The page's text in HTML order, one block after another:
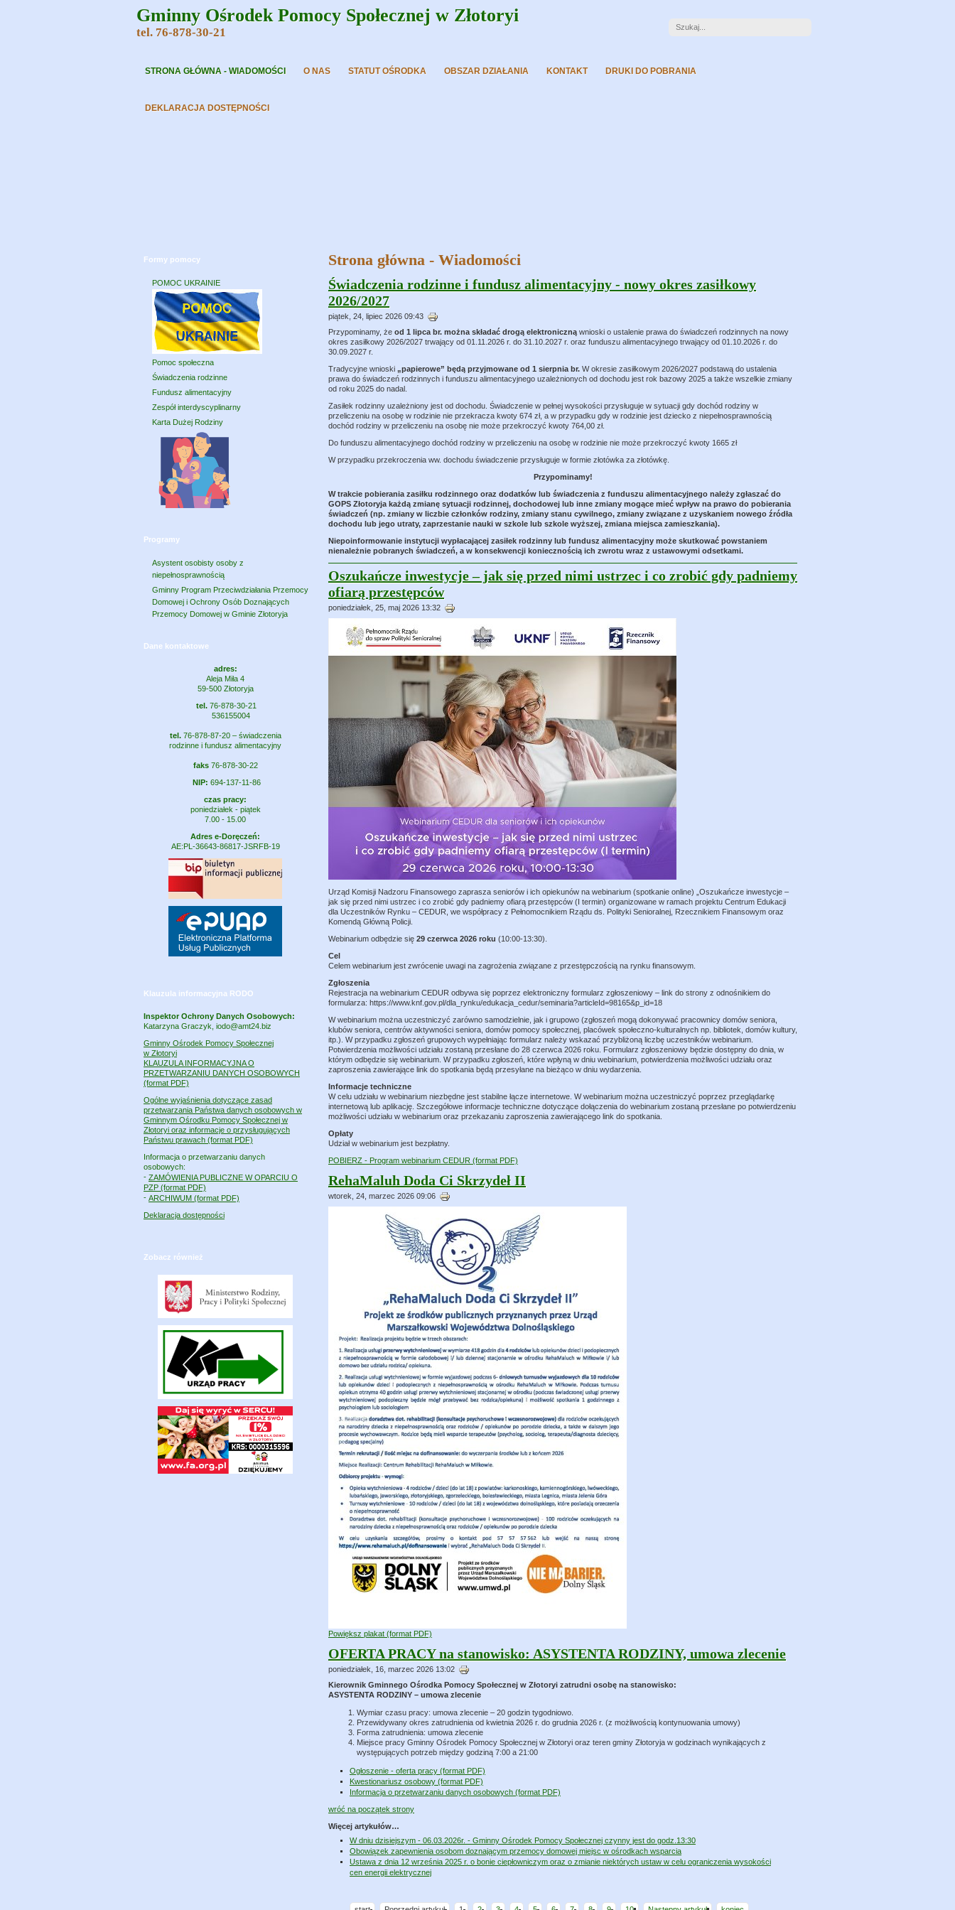
Gminny Ośrodek Pomocy Społecznej w Złotoryi
tel. 76-878-30-21
STRONA GŁÓWNA - WIADOMOŚCI O NAS STATUT OŚRODKA OBSZAR DZIAŁANIA KONTAKT DRUKI DO POBRANIA
DEKLARACJA DOSTĘPNOŚCI
Formy pomocy
POMOC UKRAINIE
Pomoc społeczna
Świadczenia rodzinne
Fundusz alimentacyjny
Zespół interdyscyplinarny
Karta Dużej Rodziny
Programy
Asystent osobisty osoby z
niepełnosprawnością
Gminny Program Przeciwdziałania Przemocy
Domowej i Ochrony Osób Doznających
Przemocy Domowej w Gminie Złotoryja
Dane kontaktowe
adres:
Aleja Miła 4
59-500 Złotoryja
tel. 76-878-30-21
536155004
tel.76-878-87-20 – świadczenia
rodzinne i fundusz alimentacyjny
faks76-878-30-22
NIP: 694-137-11-86
czas pracy:
poniedziałek - piątek
7.00 - 15.00
Adres e-Doręczeń:
AE:PL-36643-86817-JSRFB-19
Klauzula informacyjna RODO
Inspektor Ochrony Danych Osobowych:
Katarzyna Graczyk, iodo@amt24.biz
Gminny Ośrodek Pomocy Społecznej
w Złotoryi
KLAUZULA INFORMACYJNA O
PRZETWARZANIU DANYCH OSOBOWYCH
(format PDF)
Ogólne wyjaśnienia dotyczące zasad
przetwarzania Państwa danych osobowych w
Gminnym Ośrodku Pomocy Społecznej w
Złotoryi oraz informacje o przysługujących
Państwu prawach (format PDF)
Informacja o przetwarzaniu danych
osobowych:
- ZAMÓWIENIA PUBLICZNE W OPARCIU O
PZP (format PDF)
- ARCHIWUM (format PDF)
Deklaracja dostępności
Zobacz również
Strona główna - Wiadomości
Świadczenia rodzinne i fundusz alimentacyjny - nowy okres zasiłkowy
2026/2027
piątek, 24, lipiec 2026 09:43
Przypominamy, że od 1 lipca br. można składać drogą elektroniczną wnioski o ustalenie prawa do świadczeń rodzinnych na nowy
okres zasiłkowy 2026/2027 trwający od 01.11.2026 r. do 31.10.2027 r. oraz funduszu alimentacyjnego trwający od 01.10.2026 r. do
30.09.2027 r.
Tradycyjne wnioski „papierowe” będą przyjmowane od 1 sierpnia br. W okresie zasiłkowym 2026/2027 podstawą do ustalenia
prawa do świadczeń rodzinnych i funduszu alimentacyjnego uzależnionych od dochodu jest rok bazowy 2025 a także wszelkie zmiany
od roku 2025 do nadal.
Zasiłek rodzinny uzależniony jest od dochodu. Świadczenie w pełnej wysokości przysługuje w sytuacji gdy dochód rodziny w
przeliczeniu na osobę w rodzinie nie przekracza kwoty 674 zł, a w przypadku gdy w rodzinie jest dziecko z niepełnosprawnością
dochód rodziny w przeliczeniu na osobę nie może przekroczyć kwoty 764,00 zł.
Do funduszu alimentacyjnego dochód rodziny w przeliczeniu na osobę w rodzinie nie może przekroczyć kwoty 1665 zł
W przypadku przekroczenia ww. dochodu świadczenie przysługuje w formie złotówka za złotówkę.
Przypominamy!
W trakcie pobierania zasiłku rodzinnego oraz dodatków lub świadczenia z funduszu alimentacyjnego należy zgłaszać do
GOPS Złotoryja każdą zmianę sytuacji rodzinnej, dochodowej lub inne zmiany mogące mieć wpływ na prawo do pobierania
świadczeń (np. zmiany w liczbie członków rodziny, zmiany stanu cywilnego, zmiany związane z uzyskaniem nowego źródła
dochodu lub jego utraty, zaprzestanie nauki w szkole lub szkole wyższej, zmiana miejsca zamieszkania).
Niepoinformowanie instytucji wypłacającej zasiłek rodzinny lub fundusz alimentacyjny może skutkować powstaniem
nienależnie pobranych świadczeń, a w konsekwencji koniecznością ich zwrotu wraz z ustawowymi odsetkami.
Oszukańcze inwestycje – jak się przed nimi ustrzec i co zrobić gdy padniemy
ofiarą przestępców
poniedziałek, 25, maj 2026 13:32
Urząd Komisji Nadzoru Finansowego zaprasza seniorów i ich opiekunów na webinarium (spotkanie online) „Oszukańcze inwestycje –
jak się przed nimi ustrzec i co zrobić gdy padniemy ofiarą przestępców (I termin) organizowane w ramach projektu Centrum Edukacji
dla Uczestników Rynku – CEDUR, we współpracy z Pełnomocnikiem Rządu ds. Polityki Senioralnej, Rzecznikiem Finansowym oraz
Komendą Główną Policji.
Webinarium odbędzie się 29 czerwca 2026 roku (10:00-13:30).
Cel
Celem webinarium jest zwrócenie uwagi na zagrożenia związane z przestępczością na rynku finansowym.
Zgłoszenia
Rejestracja na webinarium CEDUR odbywa się poprzez elektroniczny formularz zgłoszeniowy – link do strony z odnośnikiem do
formularza: https://www.knf.gov.pl/dla_rynku/edukacja_cedur/seminaria?articleId=98165&p_id=18
W webinarium można uczestniczyć zarówno samodzielnie, jak i grupowo (zgłoszeń mogą dokonywać pracownicy domów seniora,
klubów seniora, centrów aktywności seniora, domów pomocy społecznej, placówek społeczno-kulturalnych np. bibliotek, domów kultury,
itp.). W przypadku zgłoszeń grupowych wypełniając formularz należy wskazać przybliżoną liczbę uczestników webinarium.
Potwierdzenia możliwości udziału zostaną przesłane do 28 czerwca 2026 roku. Formularz zgłoszeniowy będzie dostępny do dnia, w
którym odbędzie się webinarium. W przypadku zgłoszeń, które wpłyną w dniu webinarium, potwierdzenia możliwości udziału oraz
zaproszenia zawierające link do spotkania będą przesyłane na bieżąco w dniu wydarzenia.
Informacje techniczne
W celu udziału w webinarium niezbędne jest stabilne łącze internetowe. W webinarium można uczestniczyć poprzez przeglądarkę
internetową lub aplikację. Szczegółowe informacje techniczne dotyczące dołączenia do webinarium zostaną przesłane po potwierdzeniu
możliwości udziału w webinarium oraz przekazaniu zaproszenia zawierającego link do spotkania.
Opłaty
Udział w webinarium jest bezpłatny.
POBIERZ - Program webinarium CEDUR (format PDF)
RehaMaluh Doda Ci Skrzydeł II
wtorek, 24, marzec 2026 09:06
Powiększ plakat (format PDF)
OFERTA PRACY na stanowisko: ASYSTENTA RODZINY, umowa zlecenie
poniedziałek, 16, marzec 2026 13:02
Kierownik Gminnego Ośrodka Pomocy Społecznej w Złotoryi zatrudni osobę na stanowisko:
ASYSTENTA RODZINY – umowa zlecenie
Wymiar czasu pracy: umowa zlecenie – 20 godzin tygodniowo.
Przewidywany okres zatrudnienia od kwietnia 2026 r. do grudnia 2026 r. (z możliwością kontynuowania umowy)
Forma zatrudnienia: umowa zlecenie
Miejsce pracy Gminny Ośrodek Pomocy Społecznej w Złotoryi oraz teren gminy Złotoryja w godzinach wynikających z
występujących potrzeb między godziną 7:00 a 21:00
Ogłoszenie - oferta pracy (format PDF)
Kwestionariusz osobowy (format PDF)
Informacja o przetwarzaniu danych osobowych (format PDF)
wróć na początek strony
Więcej artykułów…
W dniu dzisiejszym - 06.03.2026r. - Gminny Ośrodek Pomocy Społecznej czynny jest do godz.13:30
Obowiązek zapewnienia osobom doznającym przemocy domowej miejsc w ośrodkach wsparcia
Ustawa z dnia 12 września 2025 r. o bonie ciepłowniczym oraz o zmianie niektórych ustaw w celu ograniczenia wysokości
cen energii elektrycznej